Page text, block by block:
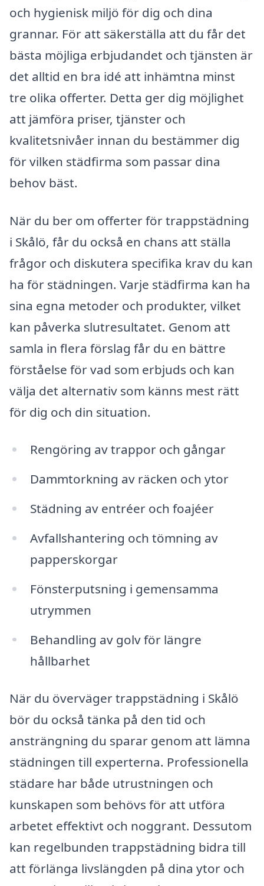
och hygienisk miljö för dig och dina
grannar. För att säkerställa att du får det
bästa möjliga erbjudandet och tjänsten är
det alltid en bra idé att inhämtna minst
tre olika offerter. Detta ger dig möjlighet
att jämföra priser, tjänster och
kvalitetsnivåer innan du bestämmer dig
för vilken städfirma som passar dina
behov bäst.
När du ber om offerter för trappstädning
i Skålö, får du också en chans att ställa
frågor och diskutera specifika krav du kan
ha för städningen. Varje städfirma kan ha
sina egna metoder och produkter, vilket
kan påverka slutresultatet. Genom att
samla in flera förslag får du en bättre
förståelse för vad som erbjuds och kan
välja det alternativ som känns mest rätt
för dig och din situation.
Rengöring av trappor och gångar
Dammtorkning av räcken och ytor
Städning av entréer och foajéer
Avfallshantering och tömning av
papperskorgar
Fönsterputsning i gemensamma
utrymmen
Behandling av golv för längre
hållbarhet
När du överväger trappstädning i Skålö
bör du också tänka på den tid och
ansträngning du sparar genom att lämna
städningen till experterna. Professionella
städare har både utrustningen och
kunskapen som behövs för att utföra
arbetet effektivt och noggrant. Dessutom
kan regelbunden trappstädning bidra till
att förlänga livslängden på dina ytor och